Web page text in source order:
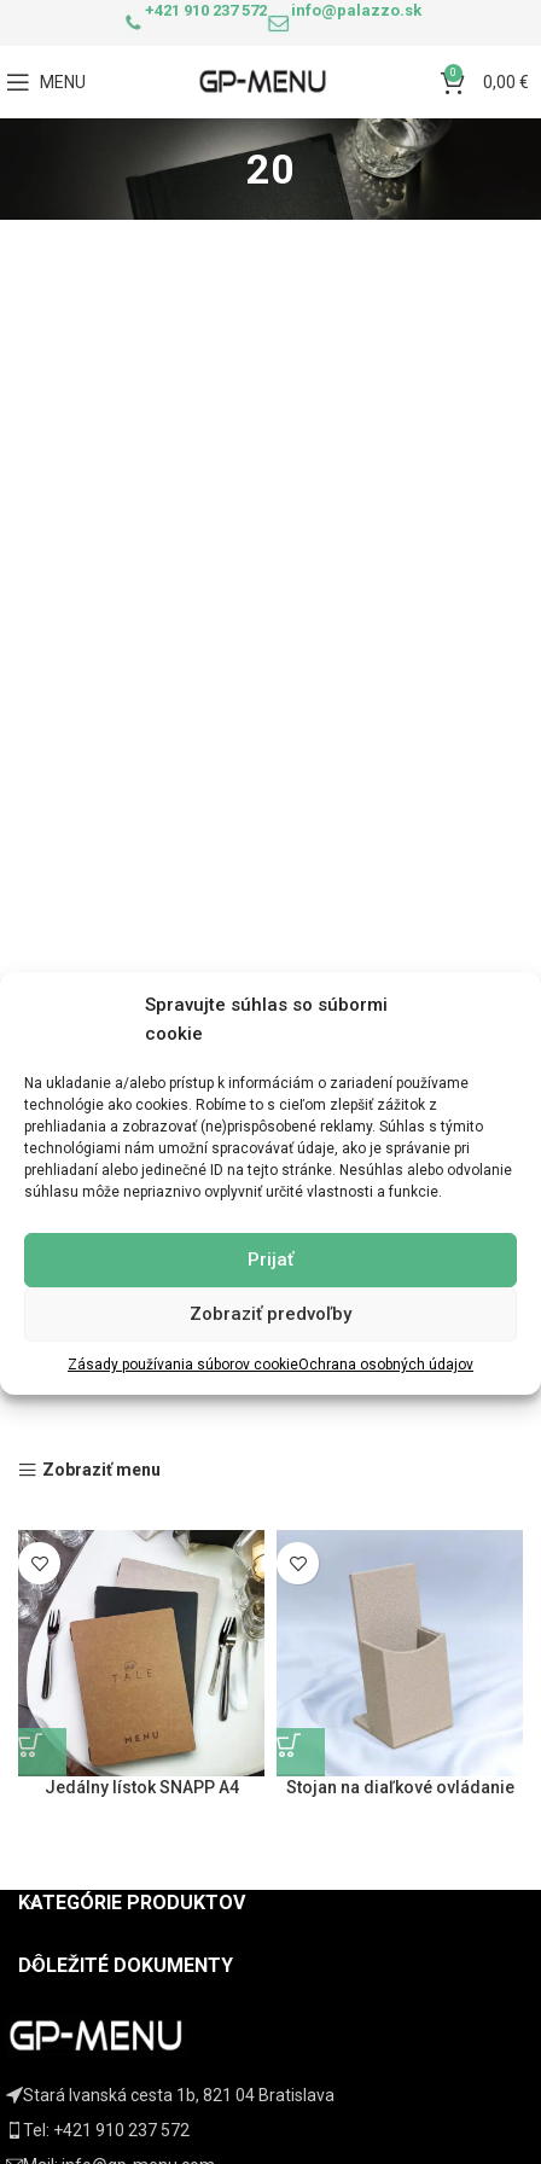
Spravujte súhlas so súbormi
cookie
Na ukladanie a/alebo prístup k informáciám o zariadení používame
technológie ako cookies. Robíme to s cieľom zlepšiť zážitok z
prehliadania a zobrazovať (ne)prispôsobené reklamy. Súhlas s týmito
technológiami nám umožní spracovávať údaje, ako je správanie pri
prehliadaní alebo jedinečné ID na tejto stránke. Nesúhlas alebo odvolanie
súhlasu môže nepriaznivo ovplyvniť určité vlastnosti a funkcie.
Prijať
Zobraziť predvoľby
Zásady používania súborov cookieOchrana osobných údajov
+421 910 237 572 info@palazzo.sk
MENU 0 0,00 €
20
Zobraziť menu
Jedálny lístok SNAPP A4 Stojan na diaľkové ovládanie
KATEGÓRIE PRODUKTOV
DÔLEŽITÉ DOKUMENTY
Stará Ivanská cesta 1b, 821 04 Bratislava
Tel: +421 910 237 572